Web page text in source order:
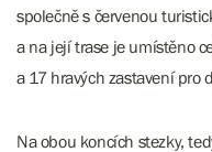
společně s červenou
a na její trase je umístěno
a 17 hravých zastavení pro
Na obou koncích stezky,